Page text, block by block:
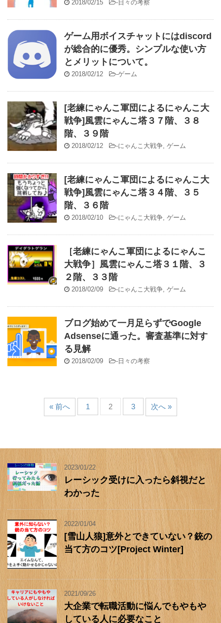
2018/02/15 - 日々の考察
ゲーム用ボイスチャットにはdiscord
が総合的に優秀。シンプルな使い方
とメリットについて。
2018/02/12 -ゲーム
[老練にゃんこ軍団によるにゃんこ大
戦争]風雲にゃんこ塔３７階、３８
階、３９階
2018/02/12 -にゃんこ大戦争, ゲーム
[老練にゃんこ軍団によるにゃんこ大
戦争]風雲にゃんこ塔３４階、３５
階、３６階
2018/02/10 -にゃんこ大戦争, ゲーム
［老練にゃんこ軍団によるにゃんこ
大戦争］風雲にゃんこ塔３１階、３
２階、３３階
2018/02/09 -にゃんこ大戦争, ゲーム
ブログ始めて一月足らずでGoogle
Adsenseに通った。審査基準に対す
る見解
2018/02/09 - 日々の考察
« 前へ 1 2 3 次へ »
2023/01/22
レーシック受けに入ったら斜視だと
わかった
2022/01/04
[雪山人狼]意外とできていない？銃の
当て方のコツ[Project Winter]
2021/09/26
大企業で転職活動に悩んでもやもや
している人に必要なこと